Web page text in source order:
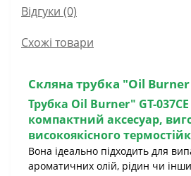
Відгуки (0)
Схожі товари
Скляна трубка "Oil
Трубка Oil Burner" GT-037CE
компактний аксесуар,
високоякісного
Вона ідеально підходить для
ароматичних олій, рідин чи